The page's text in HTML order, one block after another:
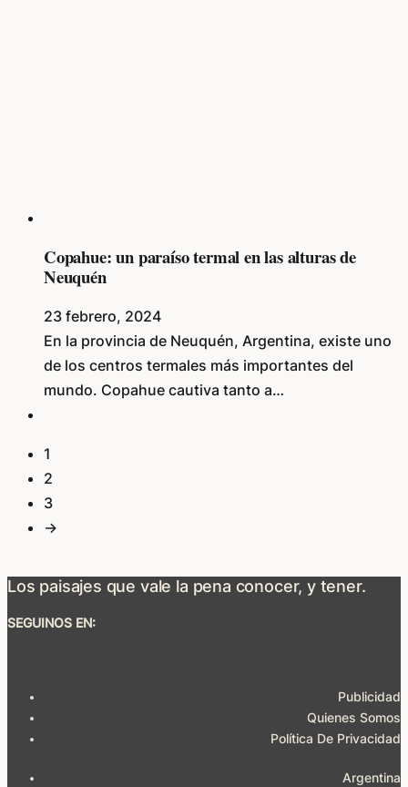
Copahue: un paraíso termal en las alturas de
Neuquén
23 febrero, 2024
En la provincia de Neuquén, Argentina, existe uno
de los centros termales más importantes del
mundo. Copahue cautiva tanto a…
1
2
3
→
Los paisajes que vale la pena conocer, y tener.
SEGUINOS EN:
Publicidad
Quienes Somos
Política De Privacidad
Argentina